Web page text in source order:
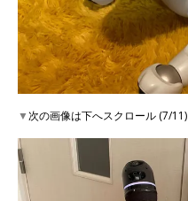
▼次の画像は下へスクロール (7/11)